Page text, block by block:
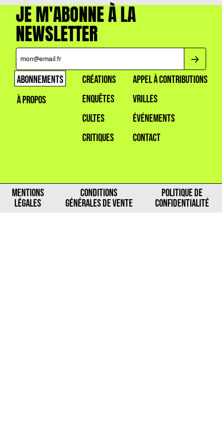
JE M'ABONNE À LA
NEWSLETTER
ABONNEMENTS
À PROPOS
CRÉATIONS
ENQUÊTES
CULTES
CRITIQUES
APPEL À CONTRIBUTIONS
VRILLES
ÉVÉNEMENTS
CONTACT
MENTIONS
LÉGALES
CONDITIONS
GÉNÉRALES DE VENTE
POLITIQUE DE
CONFIDENTIALITÉ